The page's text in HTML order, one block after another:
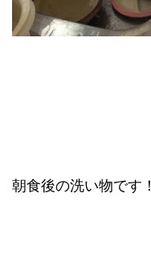
朝食後の洗い物です！